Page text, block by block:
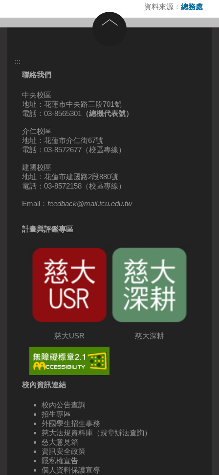
資料來源： 總務處
回到頂部
:::
聯絡我們
中央校區
地址：花蓮市中央路三段701號
電話：03-8565301 （總機代表號）
介仁校區
地址：花蓮市介仁街67號
電話：03-8572677（校區專線）
建國校區
地址：花蓮市建國路2段880號
電話：03-8572158（校區專線）
Email： feedback@mail.tcu.edu.tw
計畫與評鑑專區
慈大USR 慈大深耕
校內資訊連結
校內公告查詢
招生專區
外國學生招生事務
慈大法規資料庫（規章辦法查詢）
慈大意見箱
資訊安全政策
隱私權宣告
個人資料保護宣導